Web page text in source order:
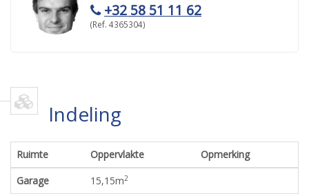
+32 58 51 11 62
(Ref. 4365304)
Indeling
Ruimte Oppervlakte
Opmerking
Garage
15,15m2